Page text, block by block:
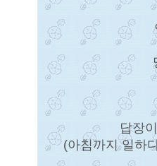
답장
(아침까지 일하